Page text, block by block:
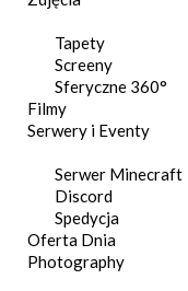
Tapety
Screeny
Sferyczne 360°
Filmy
Serwery i Eventy
Serwer Minecraft
Discord
Spedycja
Oferta Dnia
Photography